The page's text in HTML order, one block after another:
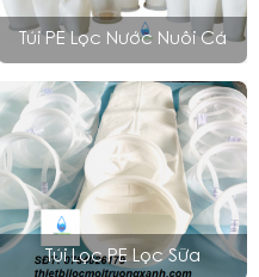
Túi PE Lọc Nước Nuôi Cá
Túi Lọc PE Lọc Sữa